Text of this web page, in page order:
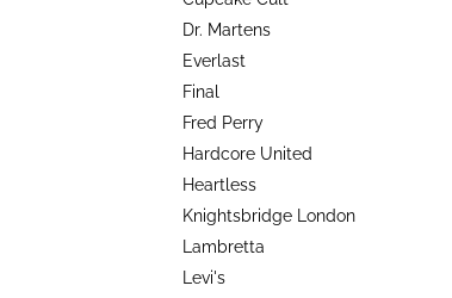
Dr. Martens
Everlast
Final
Fred Perry
Hardcore United
Heartless
Knightsbridge London
Lambretta
Levi's
TRIKO COCKNEY REJECT - OXBLOOD
499 Kč